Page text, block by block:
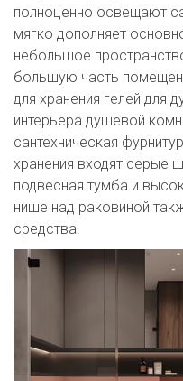
полноценно освещают
мягко дополняет
небольшое
большую часть
для хранения гелей для
интерьера душевой
сантехническая
хранения входят серые
подвесная тумба и
нише над раковиной
средства.